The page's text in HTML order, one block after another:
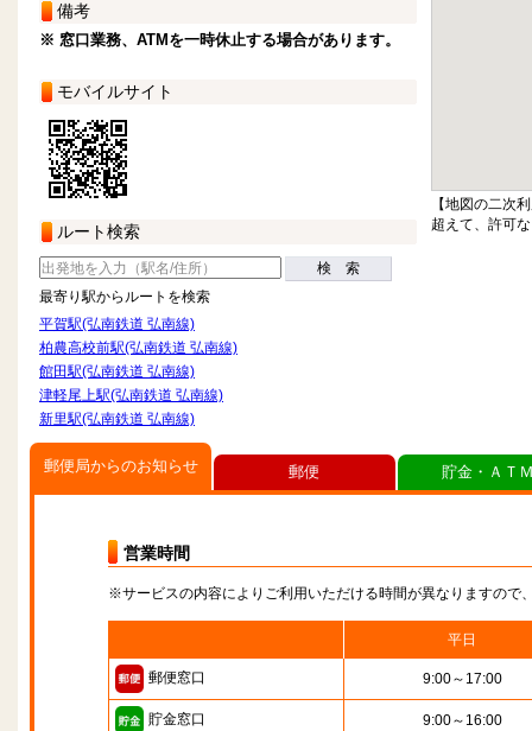
備考
※ 窓口業務、ATMを一時休止する場合があります。
モバイルサイト
ルート検索
検 索
最寄り駅からルートを検索
平賀駅(弘南鉄道 弘南線)
柏農高校前駅(弘南鉄道 弘南線)
館田駅(弘南鉄道 弘南線)
津軽尾上駅(弘南鉄道 弘南線)
新里駅(弘南鉄道 弘南線)
【地図の二次
超えて、許可
郵便局からのお知らせ
営業時間
※サービスの内容によりご利用いただける時間が異なりますので
平日
郵便窓口 9:00～17:00
貯金窓口 9:00～16:00
郵便 貯金・ＡＴ